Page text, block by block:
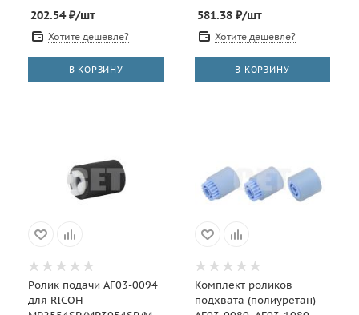
202.54₽/шт
Хотите дешевле?
В КОРЗИНУ
581.38₽/шт
Хотите дешевле?
В КОРЗИНУ
Ролик подачи AF03-0094
для RICOH
Комплект роликов
подхвата (полиуретан)